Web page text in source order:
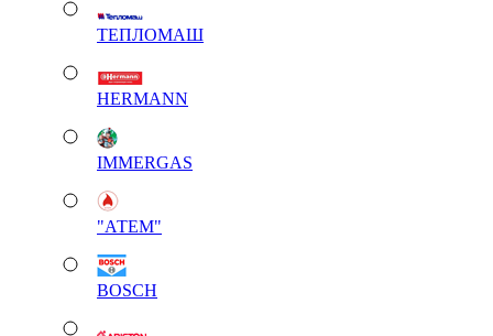
ТЕПЛОМАШ
HERMANN
IMMERGAS
"АТЕМ"
BOSCH